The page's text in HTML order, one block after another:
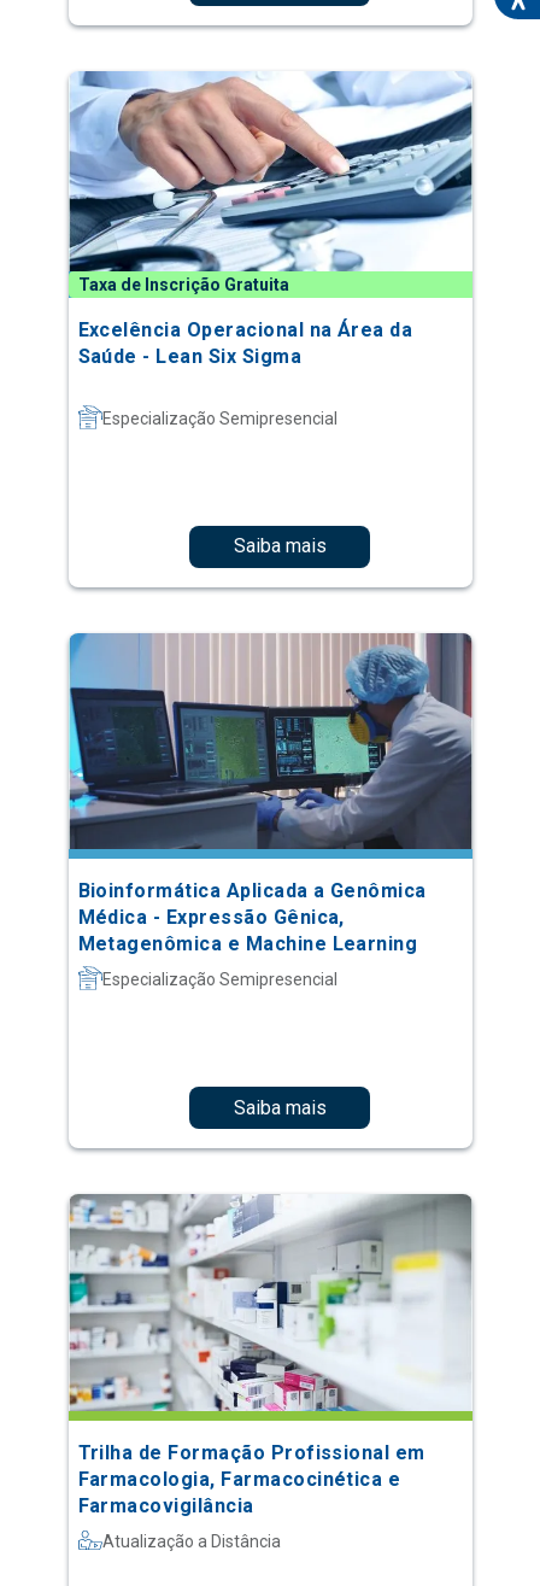
Taxa de Inscrição Gratuita
Excelência Operacional na Área da
Saúde - Lean Six Sigma
Especialização Semipresencial
Saiba mais
Bioinformática Aplicada a Genômica
Médica - Expressão Gênica,
Metagenômica e Machine Learning
Especialização Semipresencial
Saiba mais
Trilha de Formação Profissional em
Farmacologia, Farmacocinética e
Farmacovigilância
Atualização a Distância